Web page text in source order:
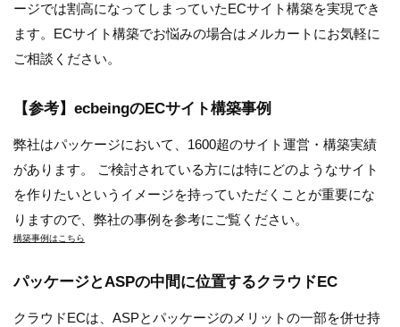
ージでは割高になってしまっていたECサイト構築を実現でき
ます。ECサイト構築でお悩みの場合はメルカートにお気軽に
ご相談ください。
【参考】ecbeingのECサイト構築事例
弊社はパッケージにおいて、1600超のサイト運営・構築実績
があります。 ご検討されている方には特にどのようなサイト
を作りたいというイメージを持っていただくことが重要にな
りますので、弊社の事例を参考にご覧ください。
構築事例はこちら
パッケージとASPの中間に位置するクラウドEC
クラウドECは、ASPとパッケージのメリットの一部を併せ持